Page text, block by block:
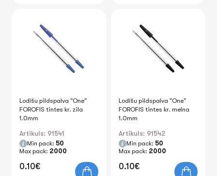
Lodīšu pildspalva "One"
FOROFIS tintes kr. zila
1.0mm
Artikuls: 91541
Min pack: 50
Max pack: 2000
0.10€
Lodīšu pildspalva "One"
FOROFIS tintes kr. melna
1.0mm
Artikuls: 91542
Min pack: 50
Max pack: 2000
0.10€